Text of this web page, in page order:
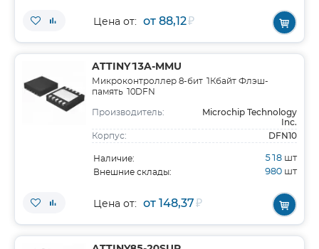
Цена от: от 88,12₽
ATTINY13A-MMU
Микроконтроллер 8-бит 1Кбайт Флэш-
память 10DFN
Производитель:
Microchip Technology
Inc.
Корпус: DFN10
Наличие: 518 шт
Внешние склады: 980 шт
Цена от: от 148,37₽